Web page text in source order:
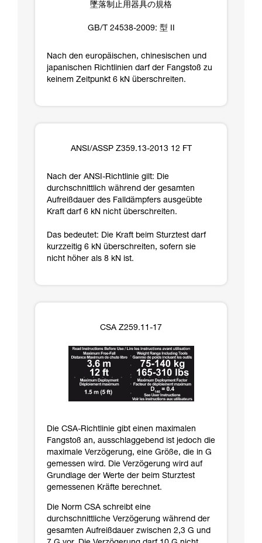
墜落制止用器具の規格
GB/T 24538-2009: 型 II
Nach den europäischen, chinesischen und
japanischen Richtlinien darf der Fangstoß zu
keinem Zeitpunkt 6 kN überschreiten.
ANSI/ASSP Z359.13-2013 12 FT
Nach der ANSI-Richtlinie gilt: Die
durchschnittlich während der gesamten
Aufreißdauer des Falldämpfers ausgeübte
Kraft darf 6 kN nicht überschreiten.
Das bedeutet: Die Kraft beim Sturztest darf
kurzzeitig 6 kN überschreiten, sofern sie
nicht höher als 8 kN ist.
CSA Z259.11-17
Die CSA-Richtlinie gibt einen maximalen
Fangstoß an, ausschlaggebend ist jedoch die
maximale Verzögerung, eine Größe, die in G
gemessen wird. Die Verzögerung wird auf
Grundlage der Werte der beim Sturztest
gemessenen Kräfte berechnet.
Die Norm CSA schreibt eine
durchschnittliche Verzögerung während der
gesamten Aufreißdauer zwischen 2,3 G und